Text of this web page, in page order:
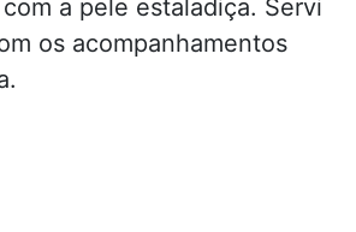
a pele estaladiça. Servi
os acompanhamentos